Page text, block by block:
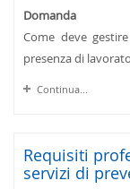
Domanda
Come deve
presenza di
Continua...
Requisiti
servizi di